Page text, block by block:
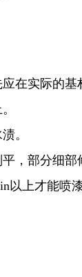
在实际的基
。
，部分细部
以上才能喷